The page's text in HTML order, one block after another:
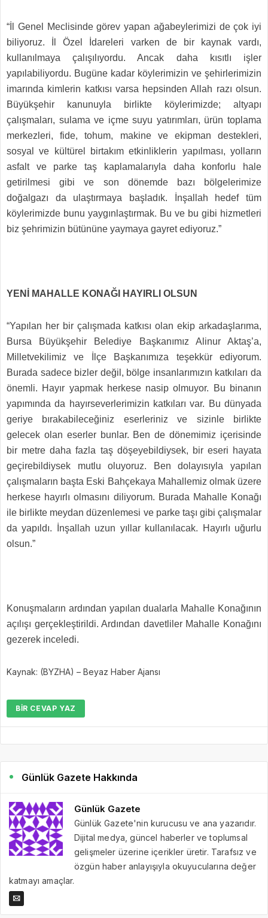
“İl Genel Meclisinde görev yapan ağabeylerimizi de çok iyi
biliyoruz. İl Özel İdareleri varken de bir kaynak vardı,
kullanılmaya çalışılıyordu. Ancak daha kısıtlı işler
yapılabiliyordu. Bugüne kadar köylerimizin ve şehirlerimizin
imarında kimlerin katkısı varsa hepsinden Allah razı olsun.
Büyükşehir kanunuyla birlikte köylerimizde; altyapı
çalışmaları, sulama ve içme suyu yatırımları, ürün toplama
merkezleri, fide, tohum, makine ve ekipman destekleri,
sosyal ve kültürel birtakım etkinliklerin yapılması, yolların
asfalt ve parke taş kaplamalarıyla daha konforlu hale
getirilmesi gibi ve son dönemde bazı bölgelerimize
doğalgazı da ulaştırmaya başladık. İnşallah hedef tüm
köylerimizde bunu yaygınlaştırmak. Bu ve bu gibi hizmetleri
biz şehrimizin bütününe yaymaya gayret ediyoruz.”
YENİ MAHALLE KONAĞI HAYIRLI OLSUN
“Yapılan her bir çalışmada katkısı olan ekip arkadaşlarıma,
Bursa Büyükşehir Belediye Başkanımız Alinur Aktaş’a,
Milletvekilimiz ve İlçe Başkanımıza teşekkür ediyorum.
Burada sadece bizler değil, bölge insanlarımızın katkıları da
önemli. Hayır yapmak herkese nasip olmuyor. Bu binanın
yapımında da hayırseverlerimizin katkıları var. Bu dünyada
geriye bırakabileceğiniz eserleriniz ve sizinle birlikte
gelecek olan eserler bunlar. Ben de dönemimiz içerisinde
bir metre daha fazla taş döşeyebildiysek, bir eseri hayata
geçirebildiysek mutlu oluyoruz. Ben dolayısıyla yapılan
çalışmaların başta Eski Bahçekaya Mahallemiz olmak üzere
herkese hayırlı olmasını diliyorum. Burada Mahalle Konağı
ile birlikte meydan düzenlemesi ve parke taşı gibi çalışmalar
da yapıldı. İnşallah uzun yıllar kullanılacak. Hayırlı uğurlu
olsun.”
Konuşmaların ardından yapılan dualarla Mahalle Konağının
açılışı gerçekleştirildi. Ardından davetliler Mahalle Konağını
gezerek inceledi.
Kaynak: (BYZHA) – Beyaz Haber Ajansı
BIR CEVAP YAZ
Günlük Gazete Hakkında
Günlük Gazete
Günlük Gazete'nin kurucusu ve ana yazarıdır.
Dijital medya, güncel haberler ve toplumsal
gelişmeler üzerine içerikler üretir. Tarafsız ve
özgün haber anlayışıyla okuyucularına değer
katmayı amaçlar.